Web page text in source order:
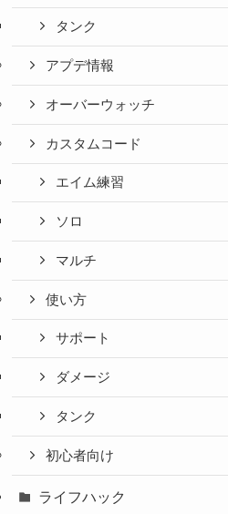
タンク
アプデ情報
オーバーウォッチ
カスタムコード
エイム練習
ソロ
マルチ
使い方
サポート
ダメージ
タンク
初心者向け
ライフハック